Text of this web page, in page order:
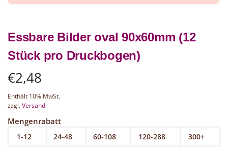
Essbare Bilder oval 90x60mm (12
Stück pro Druckbogen)
€2,48
Enthält 10% MwSt.
zzgl.Versand
Mengenrabatt
1-12 24-48 60-108 120-288
300+